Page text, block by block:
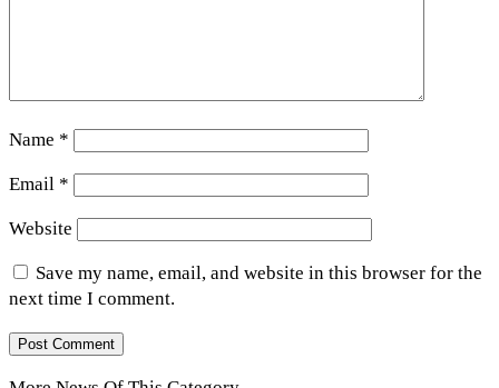
Name *
Email *
Website
Save my name, email, and website in this browser for the
next time I comment.